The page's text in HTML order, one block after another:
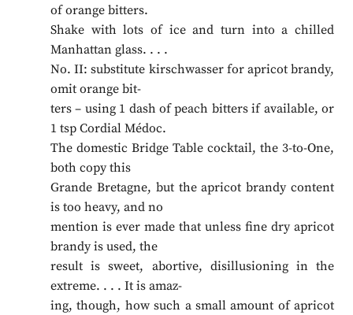
of orange bitters.
Shake with lots of ice and turn into a chilled
Manhattan glass. . . .
No. II: substitute kirschwasser for apricot brandy,
omit orange bit-
ters – using 1 dash of peach bitters if available, or
1 tsp Cordial Médoc.
The domestic Bridge Table cocktail, the 3-to-One,
both copy this
Grande Bretagne, but the apricot brandy content
is too heavy, and no
mention is ever made that unless fine dry apricot
brandy is used, the
result is sweet, abortive, disillusioning in the
extreme. . . . It is amaz-
ing, though, how such a small amount of apricot